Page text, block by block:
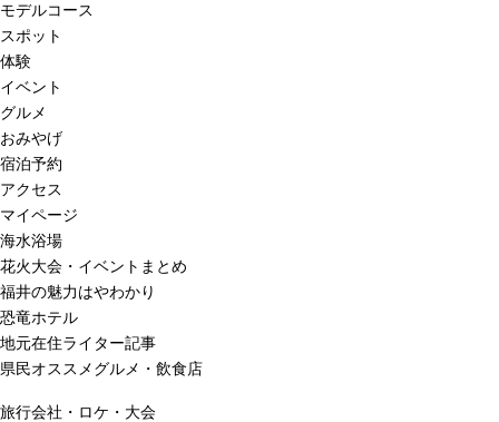
モデルコース
スポット
体験
イベント
グルメ
おみやげ
宿泊予約
アクセス
マイページ
海水浴場
花火大会・イベントまとめ
福井の魅力はやわかり
恐竜ホテル
地元在住ライター記事
県民オススメグルメ・飲食店
旅行会社・ロケ・大会